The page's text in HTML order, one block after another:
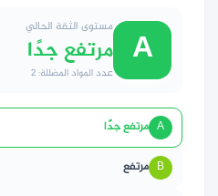
A مستوى الثقة الحالي
مرتفع جدًا
عدد المواد المضللة: 2
A مرتفع جدًا
B مرتفع